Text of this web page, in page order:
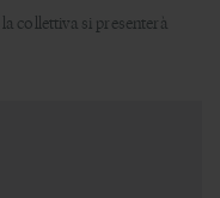
collettiva si presenterà